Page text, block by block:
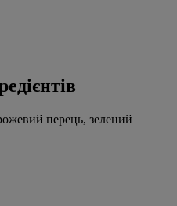
перець, зелений